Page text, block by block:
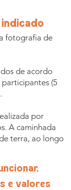
indicado
fotografia de
de acordo
(5
por
A caminhada
terra, ao longo
e valores